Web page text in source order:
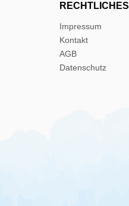
RECHTLICHES
Impressum
Kontakt
AGB
Datenschutz